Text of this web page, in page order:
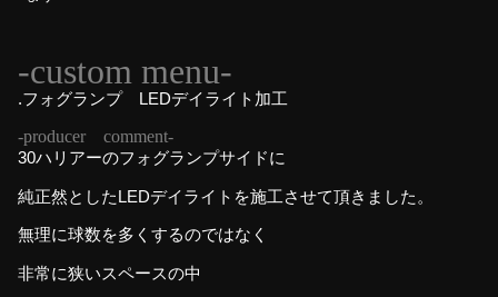
-custom menu-
.フォグランプ LEDデイライト加工
-producer comment-
30ハリアーのフォグランプサイドに
純正然としたLEDデイライトを施工させて頂きました。
無理に球数を多くするのではなく
非常に狭いスペースの中